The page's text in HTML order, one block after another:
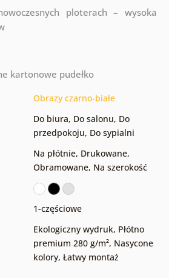
ploterach – wysoka
kartonowe pudełko
Obrazy czarno-białe
Do biura, Do salonu, Do
przedpokoju, Do sypialni
Na płótnie, Drukowane,
Obramowane, Na szerokość
1-częściowe
Ekologiczny wydruk, Płótno
premium 280 g/m², Nasycone
kolory, Łatwy montaż